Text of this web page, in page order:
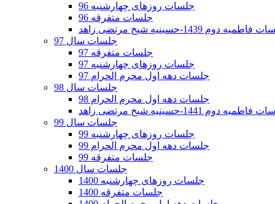
جلسات روزهای چهارشنبه 96
جلسات متفرقه 96
دوم 1439-حسینیه شیخ مرتضی زاهد
جلسات سال 97
جلسات متفرقه 97
جلسات روزهای چهارشنبه 97
جلسات دهه اول محرم الحرام 97
جلسات سال 98
جلسات دهه اول محرم الحرام 98
دوم 1441-حسینیه شیخ مرتضی زاهد
جلسات سال 99
جلسات روزهای چهارشنبه 99
جلسات دهه اول محرم الحرام 99
جلسات متفرقه 99
جلسات سال 1400
جلسات روزهای چهارشنبه 1400
جلسات متفرقه 1400